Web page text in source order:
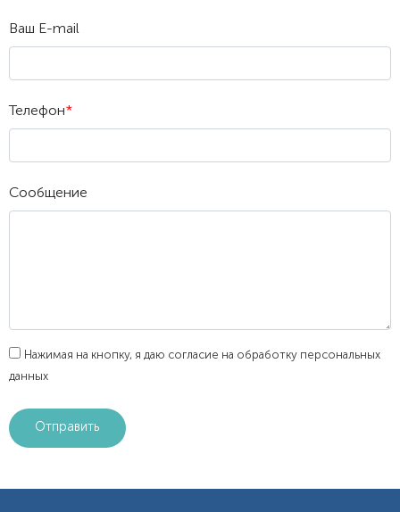
Ваш E-mail
Телефон*
Сообщение
Нажимая на кнопку, я даю согласие на обработку персональных
данных